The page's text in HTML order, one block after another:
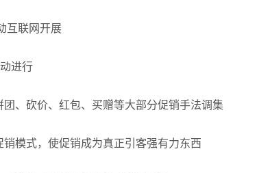
互联网开展
进行
、砍价、红包、买赠等大部分促销手法调集
模式，使促销成为真正引客强有力东西